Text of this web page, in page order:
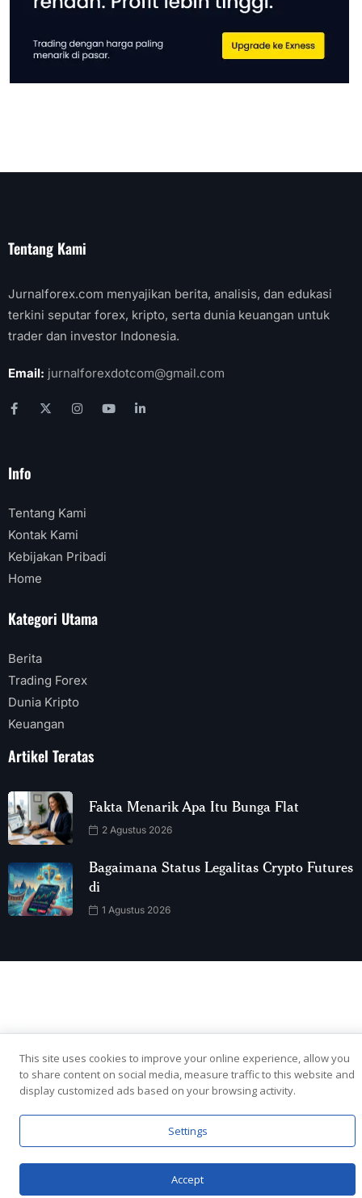
Tentang Kami
Jurnalforex.com menyajikan berita, analisis, dan edukasi
terkini seputar forex, kripto, serta dunia keuangan untuk
trader dan investor Indonesia.
Email: jurnalforexdotcom@gmail.com
Info
Tentang Kami
Kontak Kami
Kebijakan Pribadi
Home
Kategori Utama
Berita
Trading Forex
Dunia Kripto
Keuangan
Artikel Teratas
Fakta Menarik Apa Itu Bunga Flat
2 Agustus 2026
Bagaimana Status Legalitas Crypto Futures
di
1 Agustus 2026
This site uses cookies to improve your online experience, allow you
to share content on social media, measure traffic to this website and
display customized ads based on your browsing activity.
Settings
Accept